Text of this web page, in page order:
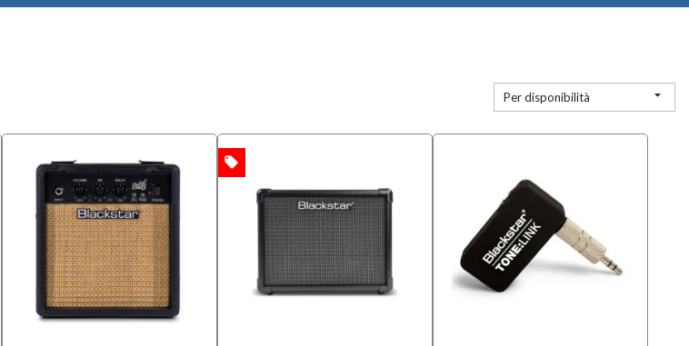
Per disponibilità 
OFFERTA local_offer